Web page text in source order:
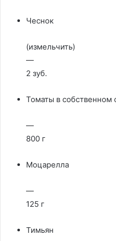
Чеснок
(измельчить)
—
2 зуб.
Томаты в собственном
—
800 г
Моцарелла
—
125 г
Тимьян